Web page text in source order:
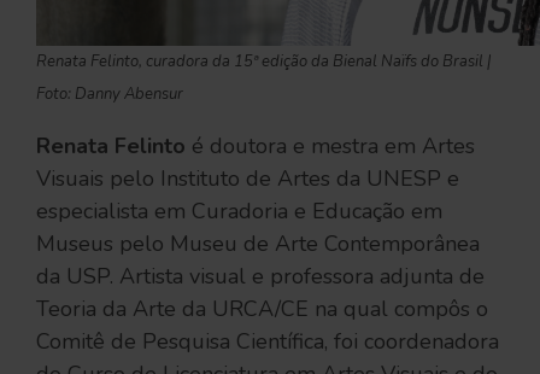
Renata Felinto, curadora da 15ª edição da Bienal Naïfs do Brasil |
Foto: Danny Abensur
Renata Felinto é doutora e mestra em Artes
Visuais pelo Instituto de Artes da UNESP e
especialista em Curadoria e Educação em
Museus pelo Museu de Arte Contemporânea
da USP. Artista visual e professora adjunta de
Teoria da Arte da URCA/CE na qual compôs o
Comitê de Pesquisa Científica, foi coordenadora